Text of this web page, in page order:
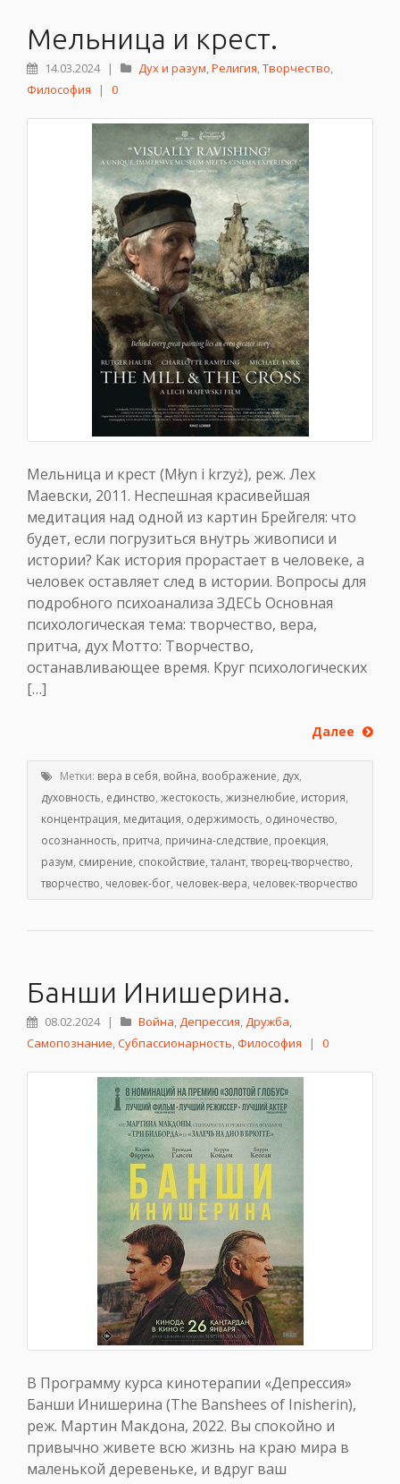
Мельница и крест.
14.03.2024 | Дух и разум,Религия,Творчество,
Философия
| 0
Мельница и крест (Młyn i krzyż), реж. Лех
Маевски, 2011. Неспешная красивейшая
медитация над одной из картин Брейгеля: что
будет, если погрузиться внутрь живописи и
истории? Как история прорастает в человеке, а
человек оставляет след в истории. Вопросы для
подробного психоанализа ЗДЕСЬ Основная
психологическая тема: творчество, вера,
притча, дух Мотто: Творчество,
останавливающее время. Круг психологических
[…]
Далее
Метки: вера в себя, война, воображение, дух,
духовность, единство, жестокость, жизнелюбие, история,
концентрация, медитация, одержимость, одиночество,
осознанность, притча, причина-следствие, проекция,
разум, смирение, спокойствие,талант,творец-творчество,
творчество, человек-бог, человек-вера, человек-творчество
Банши Инишерина.
08.02.2024 | Война,Депрессия,Дружба,
Самопознание,Субпассионарность,Философия | 0
В Программу курса кинотерапии «Депрессия»
Банши Инишерина (The Banshees of Inisherin),
реж. Мартин Макдона, 2022. Вы спокойно и
привычно живете всю жизнь на краю мира в
маленькой деревеньке, и вдруг ваш